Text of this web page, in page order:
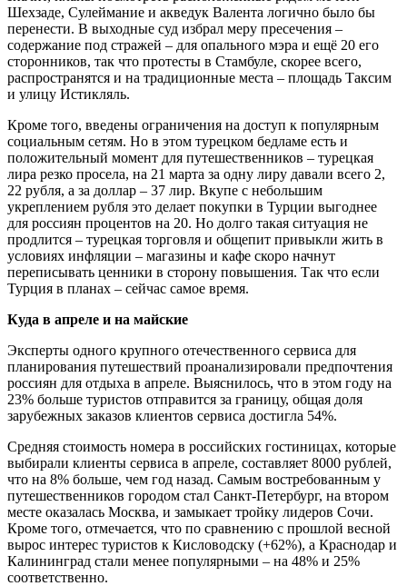
Шехзаде, Сулеймание и акведук Валента логично было бы
перенести. В выходные суд избрал меру пресечения –
содержание под стражей – для опального мэра и ещё 20 его
сторонников, так что протесты в Стамбуле, скорее всего,
распространятся и на традиционные места – площадь Таксим
и улицу Истикляль.
Кроме того, введены ограничения на доступ к популярным
социальным сетям. Но в этом турецком бедламе есть и
положительный момент для путешественников – турецкая
лира резко просела, на 21 марта за одну лиру давали всего 2,
22 рубля, а за доллар – 37 лир. Вкупе с небольшим
укреплением рубля это делает покупки в Турции выгоднее
для россиян процентов на 20. Но долго такая ситуация не
продлится – турецкая торговля и общепит привыкли жить в
условиях инфляции – магазины и кафе скоро начнут
переписывать ценники в сторону повышения. Так что если
Турция в планах – сейчас самое время.
Куда в апреле и на майские
Эксперты одного крупного отечественного сервиса для
планирования путешествий проанализировали предпочтения
россиян для отдыха в апреле. Выяснилось, что в этом году на
23% больше туристов отправится за границу, общая доля
зарубежных заказов клиентов сервиса достигла 54%.
Средняя стоимость номера в российских гостиницах, которые
выбирали клиенты сервиса в апреле, составляет 8000 рублей,
что на 8% больше, чем год назад. Самым востребованным у
путешественников городом стал Санкт-Петербург, на втором
месте оказалась Москва, и замыкает тройку лидеров Сочи.
Кроме того, отмечается, что по сравнению с прошлой весной
вырос интерес туристов к Кисловодску (+62%), а Краснодар и
Калининград стали менее популярными – на 48% и 25%
соответственно.